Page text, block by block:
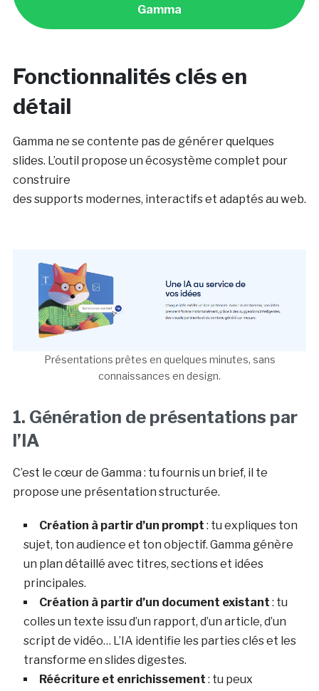
Gamma
Fonctionnalités clés en
détail
Gamma ne se contente pas de générer quelques
slides. L’outil propose un écosystème complet pour
construire
des supports modernes, interactifs et adaptés au web.
Présentations prêtes en quelques minutes, sans
connaissances en design.
1. Génération de présentations par
l’IA
C’est le cœur de Gamma : tu fournis un brief, il te
propose une présentation structurée.
Création à partir d’un prompt : tu expliques ton
sujet, ton audience et ton objectif. Gamma génère
un plan détaillé avec titres, sections et idées
principales.
Création à partir d’un document existant : tu
colles un texte issu d’un rapport, d’un article, d’un
script de vidéo… L’IA identifie les parties clés et les
transforme en slides digestes.
Réécriture et enrichissement : tu peux